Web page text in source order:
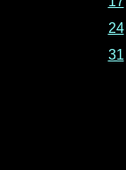
24
31